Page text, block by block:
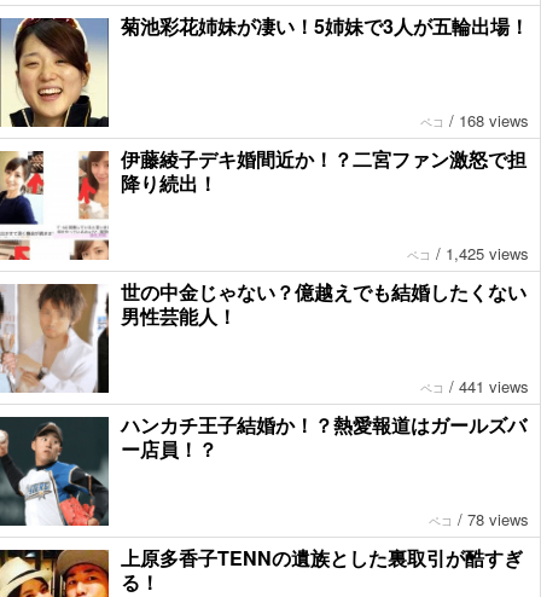
菊池彩花姉妹が凄い！5姉妹で3人が五輪出場！
ペコ / 168 views
伊藤綾子デキ婚間近か！？二宮ファン激怒で担
降り続出！
ペコ / 1,425 views
世の中金じゃない？億越えでも結婚したくない
男性芸能人！
ペコ / 441 views
ハンカチ王子結婚か！？熱愛報道はガールズバ
ー店員！？
ペコ / 78 views
上原多香子TENNの遺族とした裏取引が酷すぎ
る！